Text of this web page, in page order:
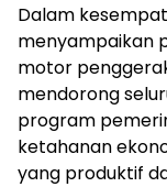
Dalam
menyampaikan
motor
mendorong
program
ketahanan
yang produktif